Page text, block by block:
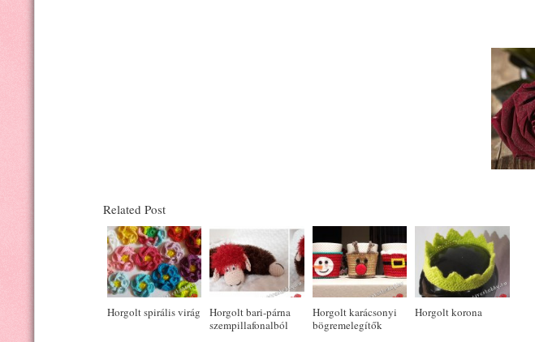
Related Post
Horgolt spirális virág
Horgolt bari-párna
szempillafonalból
Horgolt karácsonyi
bögremelegítők
Horgolt korona